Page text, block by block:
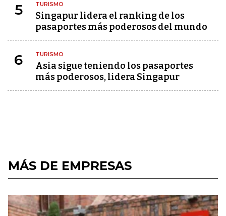
5 TURISMO
Singapur lidera el ranking de los
pasaportes más poderosos del mundo
6 TURISMO
Asia sigue teniendo los pasaportes
más poderosos, lidera Singapur
MÁS DE EMPRESAS